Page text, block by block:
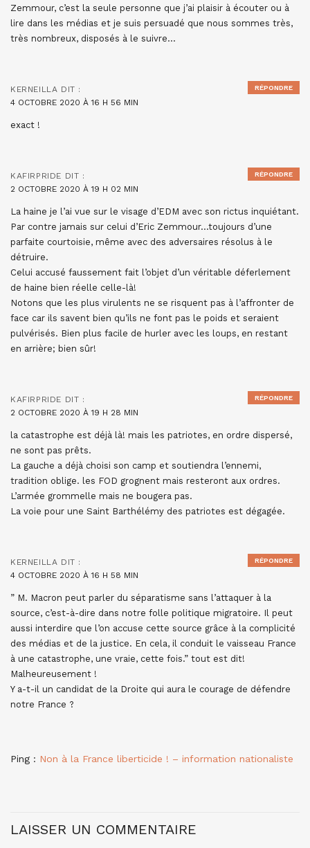
Zemmour, c’est la seule personne que j’ai plaisir à écouter ou à
lire dans les médias et je suis persuadé que nous sommes très,
très nombreux, disposés à le suivre…
KERNEILLA DIT :
4 OCTOBRE 2020 À 16 H 56 MIN
exact !
RÉPONDRE
KAFIRPRIDE DIT :
2 OCTOBRE 2020 À 19 H 02 MIN
La haine je l’ai vue sur le visage d’EDM avec son rictus inquiétant.
Par contre jamais sur celui d’Eric Zemmour…toujours d’une
parfaite courtoisie, même avec des adversaires résolus à le
détruire.
Celui accusé faussement fait l’objet d’un véritable déferlement
de haine bien réelle celle-là!
Notons que les plus virulents ne se risquent pas à l’affronter de
face car ils savent bien qu’ils ne font pas le poids et seraient
pulvérisés. Bien plus facile de hurler avec les loups, en restant
en arrière; bien sûr!
RÉPONDRE
KAFIRPRIDE DIT :
2 OCTOBRE 2020 À 19 H 28 MIN
la catastrophe est déjà là! mais les patriotes, en ordre dispersé,
ne sont pas prêts.
La gauche a déjà choisi son camp et soutiendra l’ennemi,
tradition oblige. les FOD grognent mais resteront aux ordres.
L’armée grommelle mais ne bougera pas.
La voie pour une Saint Barthélémy des patriotes est dégagée.
RÉPONDRE
KERNEILLA DIT :
4 OCTOBRE 2020 À 16 H 58 MIN
” M. Macron peut parler du séparatisme sans l’attaquer à la
source, c’est-à-dire dans notre folle politique migratoire. Il peut
aussi interdire que l’on accuse cette source grâce à la complicité
des médias et de la justice. En cela, il conduit le vaisseau France
à une catastrophe, une vraie, cette fois.” tout est dit!
Malheureusement !
Y a-t-il un candidat de la Droite qui aura le courage de défendre
notre France ?
RÉPONDRE
Ping : Non à la France liberticide ! – information nationaliste
LAISSER UN COMMENTAIRE